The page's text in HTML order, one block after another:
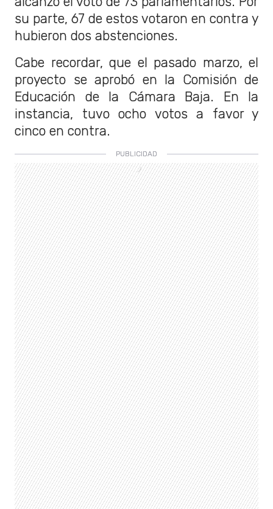
su parte, 67 de estos votaron en contra y
hubieron dos abstenciones.
Cabe recordar, que el pasado marzo, el
proyecto se aprobó en la Comisión de
Educación de la Cámara Baja. En la
instancia, tuvo ocho votos a favor y
cinco en contra.